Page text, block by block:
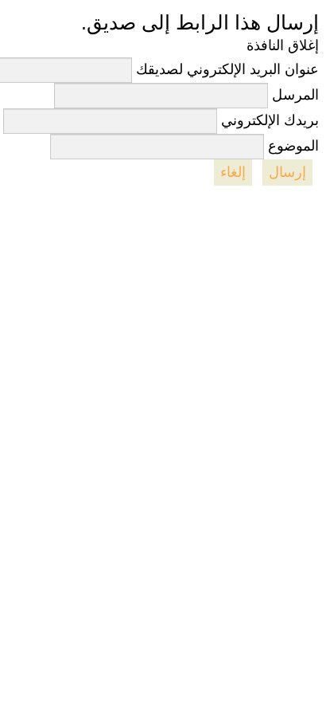
إرسال هذا الرابط إلى صديق.
إغلاق النافذة
عنوان البريد الإلكتروني لصديقك
المرسل
بريدك الإلكتروني
الموضوع
إرسال
إلغاء